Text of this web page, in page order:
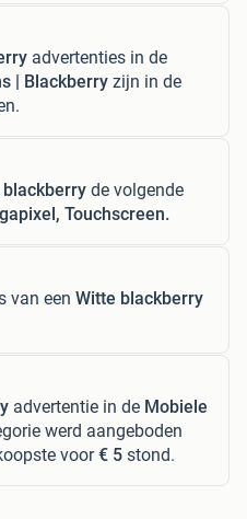
advertenties in de
| Blackberry zijn in de
de volgende
Touchscreen.
van een Witte blackberry
advertentie in de Mobiele
werd aangeboden
voor€ 5 stond.